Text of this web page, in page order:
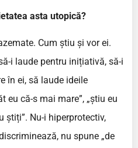
asta utopică?
Cum știu și vor ei.
i laude pentru inițiativă, să-i
în ei, să laude ideile
eu că-s mai mare”, „știu eu
știți”. Nu-i hiperprotectiv,
nu spune „de